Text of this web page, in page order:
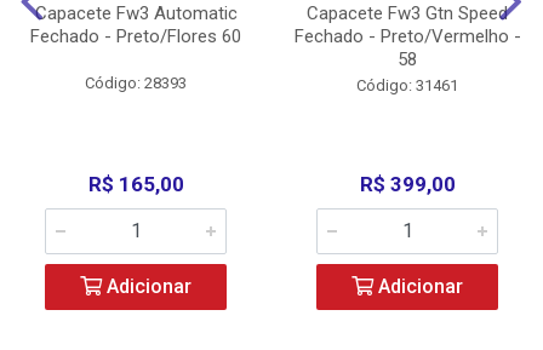
Capacete Fw3 Automatic
Fechado - Preto/Flores 60
Código: 28393
R$ 165,00
Adicionar
Capacete Fw3 Gtn Speed
Fechado - Preto/Vermelho -
58
Código: 31461
R$ 399,00
Adicionar